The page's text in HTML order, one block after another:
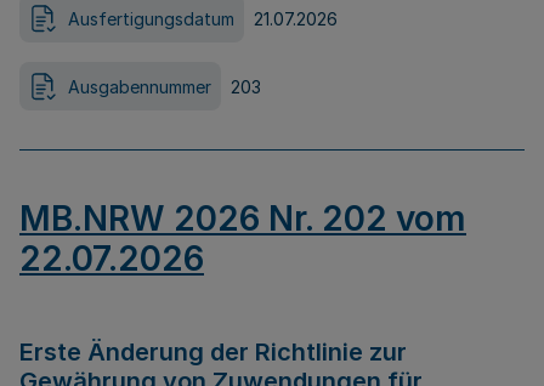
Ausfertigungsdatum 21.07.2026
Ausgabennummer 203
MB.NRW 2026 Nr. 202 vom
22.07.2026
Erste Änderung der Richtlinie zur